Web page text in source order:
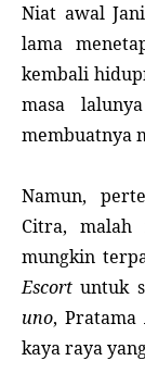
Niat awal
lama
kembali
masa
membuatnya
Namun,
Citra, malah
mungkin
Escort untuk
uno,
kaya raya